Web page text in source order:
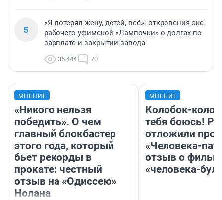
5
«Я потерял жену, детей, всё»: откровения экс-
рабочего уфимской «Лампочки» о долгах по
зарплате и закрытии завода
35 444 70
МНЕНИЕ
«Никого нельзя
победить». О чем
главный блокбастер
этого года, который
бьет рекорды в
прокате: честный
отзыв на «Одиссею»
Нолана
МНЕНИЕ
Колобок-
тебя боюсь!
отложили
«Человека-
отзыв о
«человека-